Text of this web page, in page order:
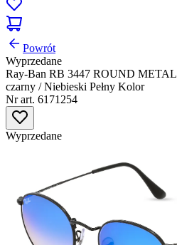
Powrót
Wyprzedane
Ray-Ban RB 3447 ROUND METAL
czarny / Niebieski Pełny Kolor
Nr art. 6171254
Wyprzedane